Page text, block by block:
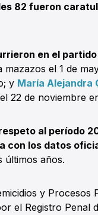
82 fueron
en el
mazazos el 1 de
y María Alejandra
22 de noviembre
al período
con los datos
últimos años.
y Procesos
el Registro Penal